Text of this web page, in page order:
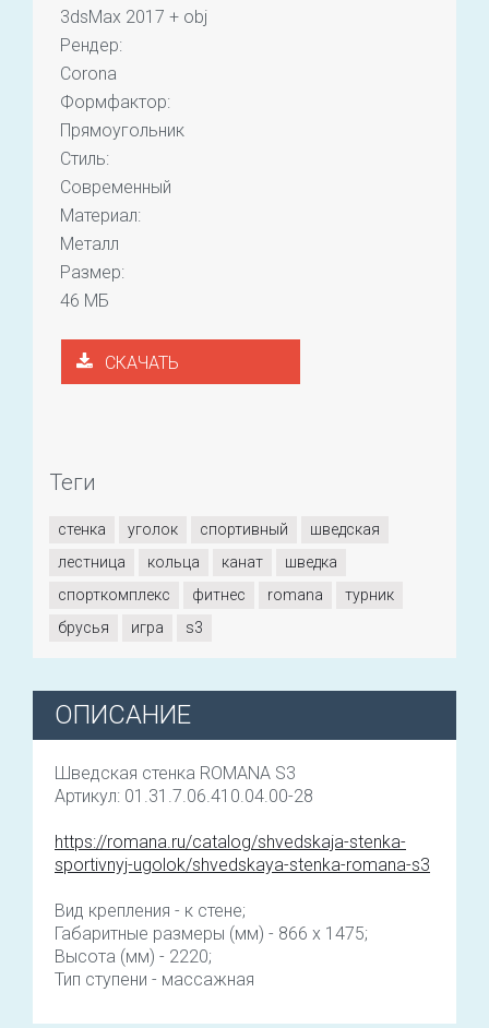
3dsMax 2017 + obj
Рендер:
Corona
Формфактор:
Прямоугольник
Стиль:
Современный
Материал:
Металл
Размер:
46 МБ
СКАЧАТЬ
Теги
стенка уголок спортивный
шведская
лестница
кольца канат
шведка
спорткомплекс
фитнес romana
турник
брусья
игра s3
ОПИСАНИЕ
Шведская стенка ROMANA S3
Артикул: 01.31.7.06.410.04.00-28
https://romana.ru/catalog/shvedskaja-stenka-
sportivnyj-ugolok/shvedskaya-stenka-romana-s3
Вид крепления - к стене;
Габаритные размеры (мм) - 866 x 1475;
Высота (мм) - 2220;
Тип ступени - массажная